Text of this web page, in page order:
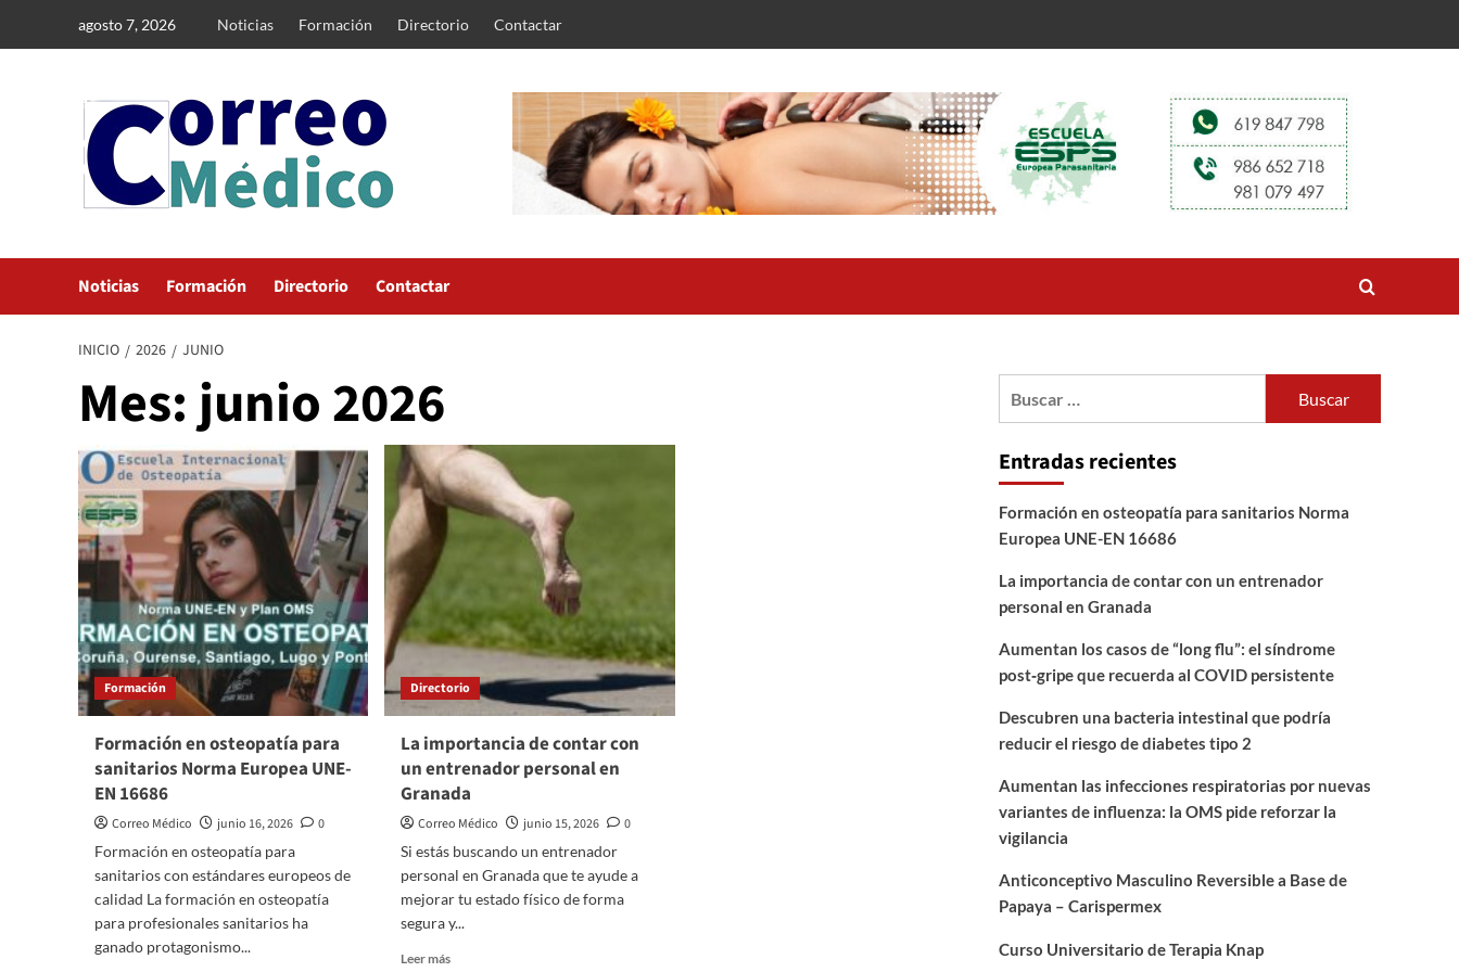
agosto 7, 2026 Noticias Formación Directorio Contactar
Noticias Formación Directorio Contactar
INICIO 2026 JUNIO
Mes:junio 2026
Formación
Formación en osteopatía para
sanitarios Norma Europea UNE-
EN 16686
Correo Médico junio 16, 2026
0
Formación en osteopatía para
sanitarios con estándares europeos de
calidad La formación en osteopatía
para profesionales sanitarios ha
ganado protagonismo...
Directorio
La importancia de contar con
un entrenador personal en
Granada
Correo Médico junio 15, 2026
0
Si estás buscando un entrenador
personal en Granada que te ayude a
mejorar tu estado físico de forma
segura y...
Leer másLeer
Entradas recientes
Formación en osteopatía para sanitarios Norma
Europea UNE-EN 16686
La importancia de contar con un entrenador
personal en Granada
Aumentan los casos de “long flu”: el síndrome
post‑gripe que recuerda al COVID persistente
Descubren una bacteria intestinal que podría
reducir el riesgo de diabetes tipo 2
Aumentan las infecciones respiratorias por nuevas
variantes de influenza: la OMS pide reforzar la
vigilancia
Anticonceptivo Masculino Reversible a Base de
Papaya – Carispermex
Curso Universitario de Terapia Knap